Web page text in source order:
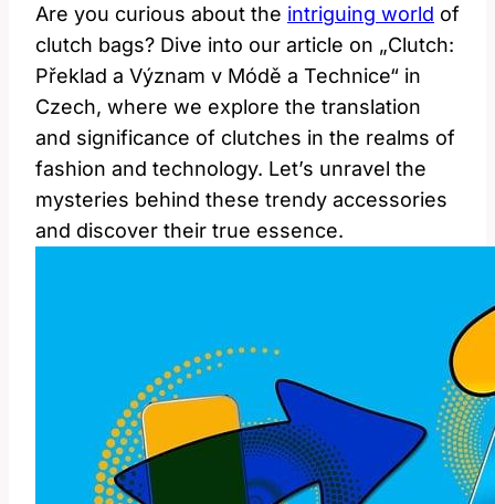
Are you curious about the intriguing world of
clutch bags? Dive into our article on „Clutch:
Překlad a Význam v Módě a Technice“ in
Czech, where we explore the translation
and significance of clutches in the realms of
fashion and technology. Let’s unravel the
mysteries behind these trendy accessories
and discover their true essence.